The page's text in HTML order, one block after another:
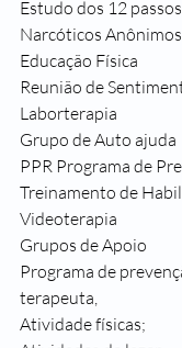
Estudo dos 12
Narcóticos Anônimos
Educação Física
Reunião de
Laborterapia
Grupo de Auto ajuda
PPR Programa de
Treinamento de
Videoterapia
Grupos de Apoio
Programa de
terapeuta,
Atividade físicas;